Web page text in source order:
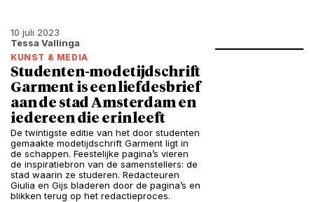
10 juli 2023
Tessa Vallinga
KUNST & MEDIA
Studenten-modetijdschrift
Garment is een liefdesbrief
aan de stad Amsterdam en
iedereen die erin leeft
De twintigste editie van het door studenten
gemaakte modetijdschrift Garment ligt in
de schappen. Feestelijke pagina’s vieren
de inspiratiebron van de samenstellers: de
stad waarin ze studeren. Redacteuren
Giulia en Gijs bladeren door de pagina’s en
blikken terug op het redactieproces.